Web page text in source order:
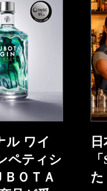
ル ワイ
ペティシ
ＢＯＴＡ